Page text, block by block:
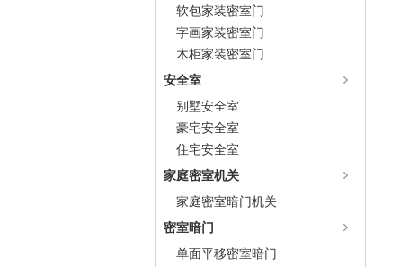
软包家装密室门
字画家装密室门
木柜家装密室门
安全室
别墅安全室
豪宅安全室
住宅安全室
家庭密室机关
家庭密室暗门机关
密室暗门
单面平移密室暗门